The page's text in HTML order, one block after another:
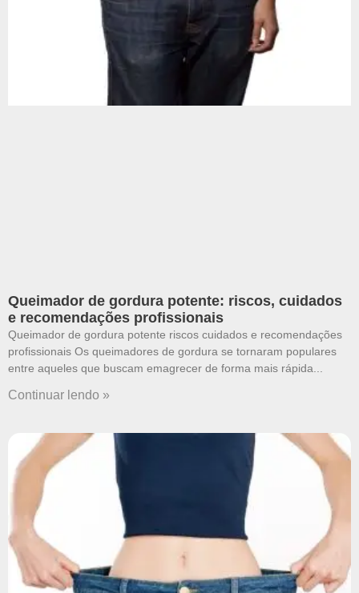
Queimador de gordura potente: riscos, cuidados
e recomendações profissionais
Queimador de gordura potente riscos cuidados e recomendações
profissionais Os queimadores de gordura se tornaram populares
entre aqueles que buscam emagrecer de forma mais rápida
Continuar lendo »